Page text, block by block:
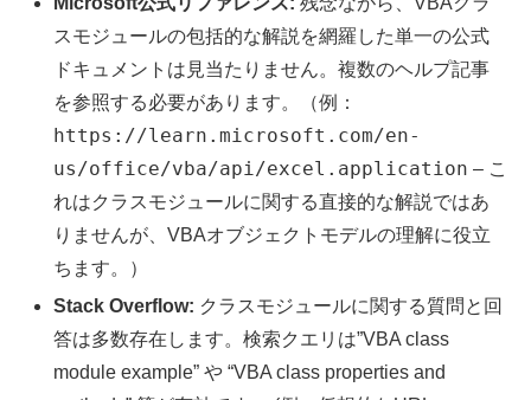
スモジュールの包括的な解説を網羅した単一の公式
ドキュメントは見当たりません。複数のヘルプ記事
を参照する必要があります。（例：
https://learn.microsoft.com/en-
us/office/vba/api/excel.application – こ
れはクラスモジュールに関する直接的な解説ではあ
りませんが、VBAオブジェクトモデルの理解に役立
ちます。）
Stack Overflow: クラスモジュールに関する質問と回
答は多数存在します。検索クエリは”VBA class
module example” や “VBA class properties and